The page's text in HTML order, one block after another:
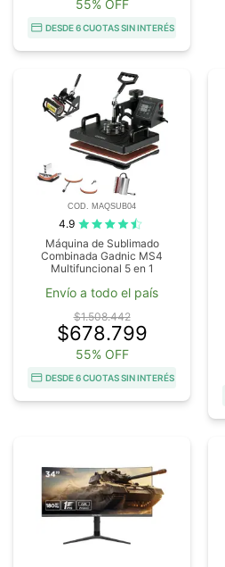
55% OFF
DESDE 6 CUOTAS SIN INTERÉS
COD. MAQSUB04
4.9
Máquina de Sublimado
Combinada Gadnic MS4
Multifuncional 5 en 1
Envío a todo el país
$1.508.442
$678.799
55% OFF
DESDE 6 CUOTAS SIN INTERÉS